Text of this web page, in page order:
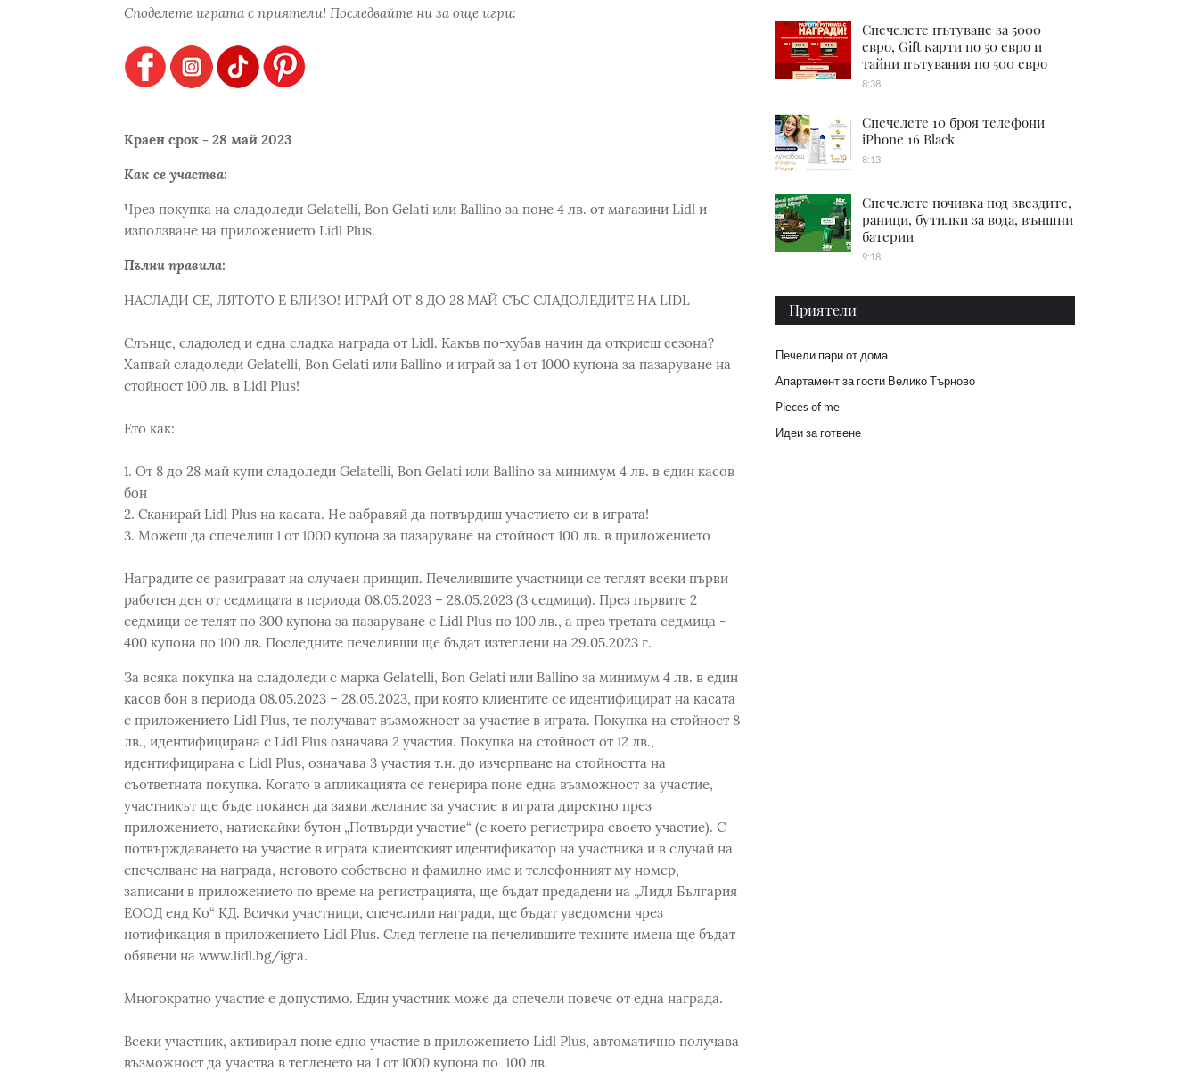
Споделете играта с приятели! Последвайте ни за още игри:
Краен срок - 28 май 2023
Как се участва:
Чрез покупка на сладоледи Gelatelli, Bon Gelati или Ballino за поне 4 лв. от магазини Lidl и
използване на приложението Lidl Plus.
Пълни правила:
НАСЛАДИ СЕ, ЛЯТОТО Е БЛИЗО! ИГРАЙ OT 8 ДО 28 МАЙ СЪС СЛАДОЛЕДИТЕ НА LIDL
Слънце, сладолед и една сладка награда от Lidl. Какъв по-хубав начин да откриеш сезона?
Хапвай сладоледи Gelatelli, Bon Gelati или Ballino и играй за 1 от 1000 купона за пазаруване на
стойност 100 лв. в Lidl Plus!
Ето как:
1. От 8 до 28 май купи сладоледи Gelatelli, Bon Gelati или Ballino за минимум 4 лв. в един касов
бон
2. Сканирай Lidl Plus на касата. Не забравяй да потвърдиш участието си в играта!
3. Можеш да спечелиш 1 от 1000 купона за пазаруване на стойност 100 лв. в приложението
Наградите се разиграват на случаен принцип. Печелившите участници се теглят всеки първи
работен ден от седмицата в периода 08.05.2023 – 28.05.2023 (3 седмици). През първите 2
седмици се телят по 300 купона за пазаруване с Lidl Plus по 100 лв., а през третата седмица -
400 купона по 100 лв. Последните печеливши ще бъдат изтеглени на 29.05.2023 г.
За всяка покупка на сладоледи с марка Gelatelli, Bon Gelati или Ballino за минимум 4 лв. в един
касов бон в периода 08.05.2023 – 28.05.2023, при която клиентите се идентифицират на касата
с приложението Lidl Plus, те получават възможност за участие в играта. Покупка на стойност 8
лв., идентифицирана с Lidl Plus означава 2 участия. Покупка на стойност от 12 лв.,
идентифицирана с Lidl Plus, означава 3 участия т.н. до изчерпване на стойността на
съответната покупка. Когато в апликацията се генерира поне една възможност за участие,
участникът ще бъде поканен да заяви желание за участие в играта директно през
приложението, натискайки бутон „Потвърди участие“ (с което регистрира своето участие). С
потвърждаването на участие в играта клиентският идентификатор на участника и в случай на
спечелване на награда, неговото собствено и фамилно име и телефонният му номер,
записани в приложението по време на регистрацията, ще бъдат предадени на „Лидл България
ЕООД енд Ко“ КД. Всички участници, спечелили награди, ще бъдат уведомени чрез
нотификация в приложението Lidl Plus. След теглене на печелившите техните имена ще бъдат
обявени на www.lidl.bg/igra.
Многократно участие е допустимо. Един участник може да спечели повече от една награда.
Всеки участник, активирал поне едно участие в приложението Lidl Plus, автоматично получава
възможност да участва в тегленето на 1 от 1000 купона по 100 лв.
Спечелете пътуване за 5000
евро, Gift карти по 50 евро и
тайни пътувания по 500 евро
8:38
Спечелете 10 броя телефони
iPhone 16 Black
8:13
Спечелете почивка под звездите,
раници, бутилки за вода, външни
батерии
9:18
Приятели
Печели пари от дома
Апартамент за гости Велико Търново
Pieces of me
Идеи за готвене